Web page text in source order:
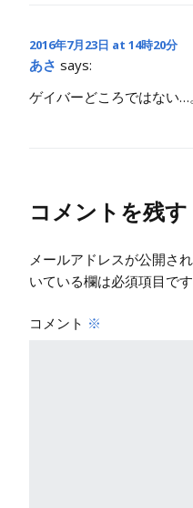
2016年7月23日 at 14時20分
あさ says:
ゲイバーどころではない…。
コメントを残す
メールアドレスが公開さ
いている欄は必須項目です
コメント ※